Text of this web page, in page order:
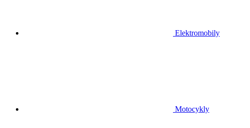
Elektromobily
Motocykly